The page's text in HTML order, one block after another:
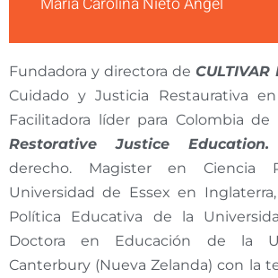
Fundadora y directora de CULTIVAR
Cuidado y Justicia Restaurativa
Facilitadora líder para Colombia de
Restorative Justice Education.
derecho. Magister en Ciencia
Universidad de Essex en
Política Educativa de la
Doctora en Educación de la
Canterbury (Nueva Zelanda) con la